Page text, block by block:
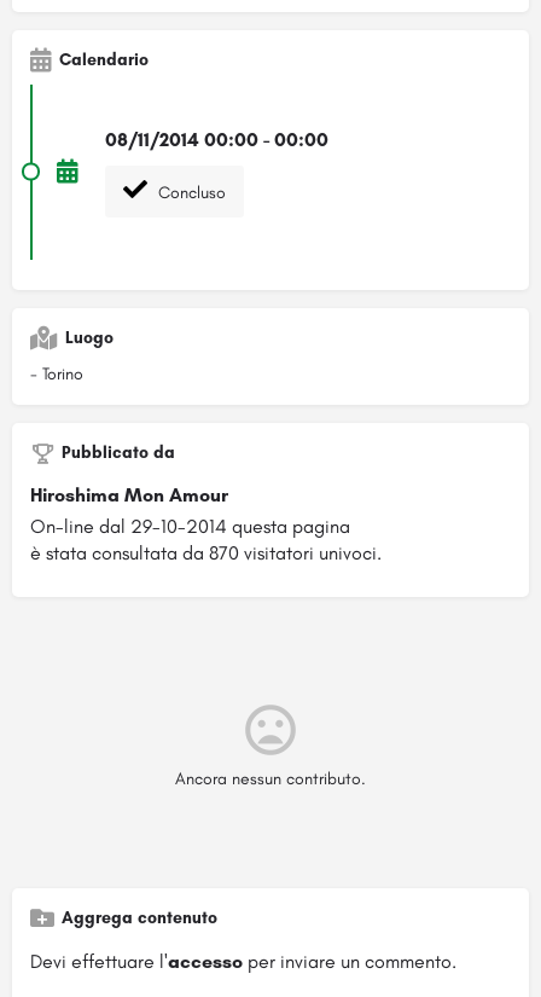
Calendario
08/11/2014 00:00 - 00:00
Concluso
Luogo
- Torino
Pubblicato da
Hiroshima Mon Amour
On-line dal 29-10-2014 questa pagina
è stata consultata da 870 visitatori univoci.
Ancora nessun contributo.
Aggrega contenuto
Devi effettuare l'accesso per inviare un commento.